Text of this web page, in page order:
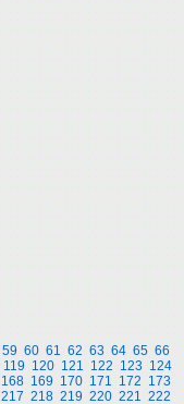
59 60 61 62 63 64 65 66
119 120 121 122 123 124
168 169 170 171 172 173
217 218 219 220 221 222